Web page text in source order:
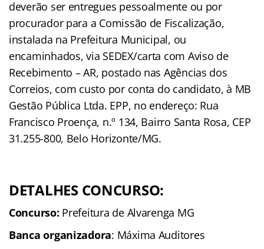
deverão ser entregues pessoalmente ou por
procurador para a Comissão de Fiscalização,
instalada na Prefeitura Municipal, ou
encaminhados, via SEDEX/carta com Aviso de
Recebimento – AR, postado nas Agências dos
Correios, com custo por conta do candidato, à MB
Gestão Pública Ltda. EPP, no endereço: Rua
Francisco Proença, n.º 134, Bairro Santa Rosa, CEP
31.255-800, Belo Horizonte/MG.
DETALHES CONCURSO:
Concurso: Prefeitura de Alvarenga MG
Banca organizadora: Máxima Auditores